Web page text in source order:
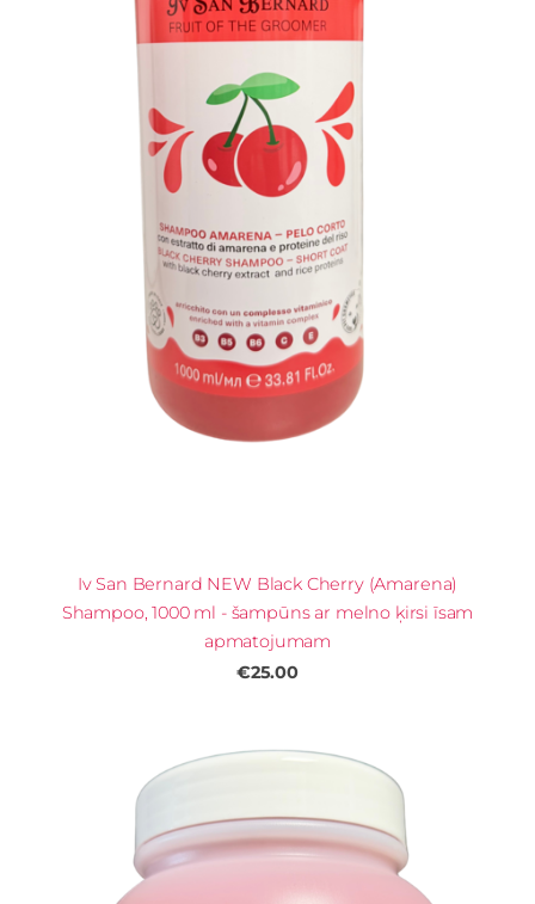
Iv San Bernard NEW Black Cherry (Amarena)
Shampoo, 1000 ml - šampūns ar melno ķirsi īsam
apmatojumam
€25.00